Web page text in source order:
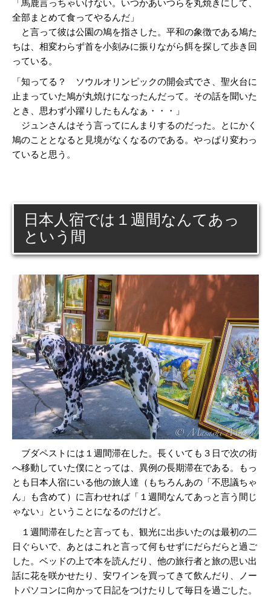
全部まとめて食ってやるんだ」
と言って彼は公園の鳩を指さした。平和の象徴である鳩た
ちは、相変わらず首を小刻みに振りながら餌を探して歩き回
っている。
「知ってる？ ソウルオリンピックの開会式でさ、聖火台に
止まっていた鳩が丸焼けになったんだって。その話を聞いた
とき、思わず小躍りしたもんなぁ・・・」
ジュンさんはそう言ってにんまりするのだった。とにかく
鳩のこととなると見境がなくなるのである。やっぱり変わっ
ていると思う。
日本人宿では１週間なんてあっ
という間
ブダペストには１週間滞在した。長くいても３日で次の街
へ移動していた僕にとっては、異例の長期滞在である。もっ
とも日本人宿にいる他の旅人達（もちろんあの「不思議ちゃ
ん」も含めて）に言わせれば「１週間なんてあっと言う間じ
ゃない」ということになるのだけど。
１週間滞在したと言っても、観光に出歩いたのは最初の二
日ぐらいで、あとはこれと言って何もせずにだらだらと過ご
した。ベッドの上で本を読んだり、他の旅行者と旅の思い出
話に花を咲かせたり、安ワインを買ってきて飲んだり、ノー
トパソコンに向かって日記をつけたりして毎日を過ごした。